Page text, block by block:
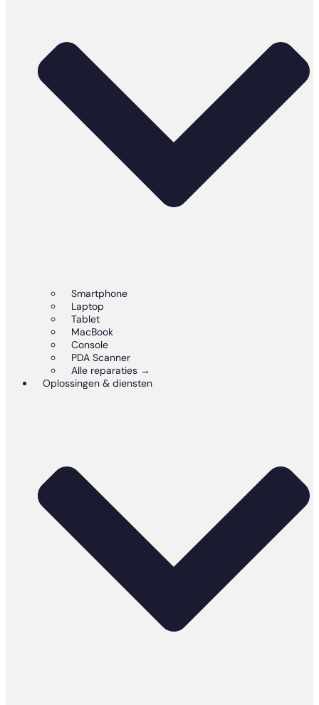
Smartphone
Laptop
Tablet
MacBook
Console
PDA Scanner
Alle reparaties →
Oplossingen & diensten